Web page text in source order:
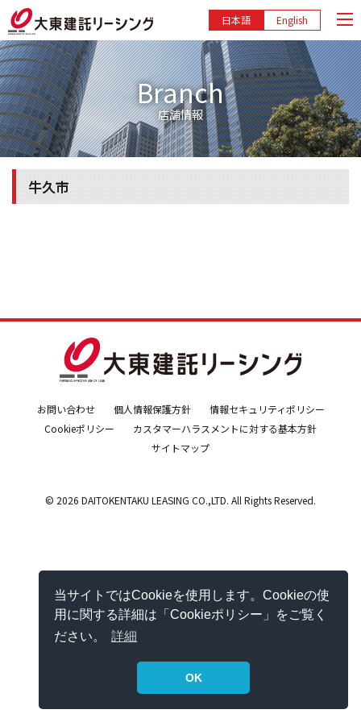
当サイトではCookieを使用します。Cookieの使
用に関する詳細は「Cookieポリシー」をご覧く
ださい。
詳細
OK
English
日本語
Branch
店舗情報
牛久市
お問い合わせ 個人情報保護方針
情報セキュリティポリシー
Cookieポリシー
カスタマーハラスメントに対する基本方針
サイトマップ
© 2026 DAITOKENTAKU LEASING CO.,LTD. All Rights Reserved.